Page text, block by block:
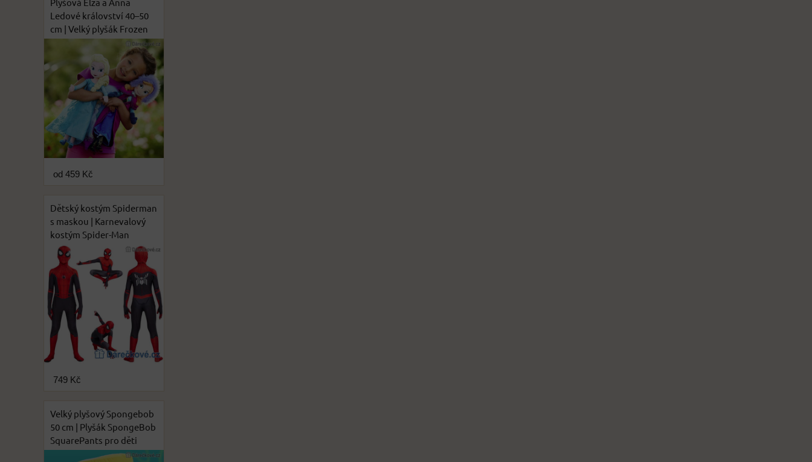
Plyšová Elza a Anna
Ledové království 40–50
cm | Velký plyšák Frozen
od 459 Kč
Dětský kostým Spiderman
s maskou | Karnevalový
kostým Spider-Man
749 Kč
Velký plyšový Spongebob
50 cm | Plyšák SpongeBob
SquarePants pro děti